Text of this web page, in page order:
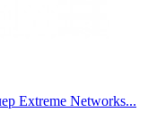
Extreme Networks...